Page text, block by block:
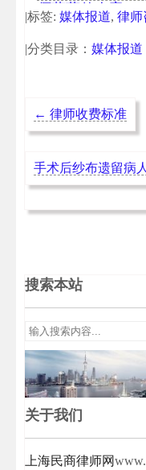
师蒋蓉传人案
|标签: 媒体报道, 律师
|分类目录： 媒体报道
← 律师收费标准
手术后纱布遗留病
搜索本站
关于我们
上海民商律师网